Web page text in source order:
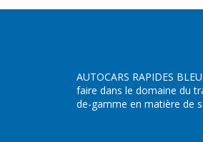
AUTOCARS RAPIDES
faire dans le domaine du
de-gamme en matière de